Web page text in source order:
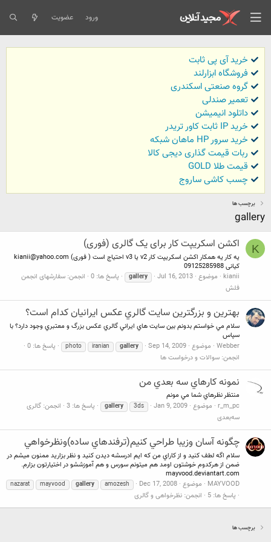
ورود عضویت
خرید آی پی ثابت
فروشگاه ابزارلند
گروه صنعتی اسکندری
تعمیر صندلی
داتلود انیمیشن
خرید IP ثابت کاور تریدر
خرید سرور HP ماهان شبکه
ربات قیمت گذاری دیجی کالا
قیمت طلا GOLD
چسب کاشی ساروج
برچسب ها
gallery
K اکشن اسکریپت کار برای یک گالری (فوری)
یه کار یه همکار اکشن اسکریپت کار v2 یا v3 احتیاج است ( فوری)
kianii@yahoo.com
کیانی 09125285988
kianii موضوع Jul 16, 2013
gallery پاسخ ها: 0 انجمن: سفارشهای انجمن
فلش
بهترين و بزرگترين سايت گالري عكس ايرانيان كدام است؟
سلام مي خواستم بدونم بين سايت هاي ايراني گالري عكس بزرگ و معتبري وجود دارد؟ با
سپاس
Webber موضوع Sep 14, 2009
gallery
iranian
photo
پاسخ ها: 0
انجمن: سوالات و درخواست ها
نمونه كارهاي سه بعدي من
منتظر نظرهاي شما مي مونم
r_m_pc موضوع Jan 9, 2009
3ds
gallery پاسخ ها: 3 انجمن: گالری
سه‌بعدی
چگونه آسان وزيبا طراحي كنيم(ترفندهاي ساده)ونظرخواهي
سلام اگه لطف كنيد و از كاراي من كه ايم ادرسشه ديدن كنيد و نظر بزاريد ممنون ميشم در
ضمن از هركدوم خوشتون اومد هم ميتونم سورس و هم آموزششو در اختيارتون بزارم.
mayvood.deviantart.com
MAYVOOD
موضوع Dec 17, 2008
amozesh
gallery
mayvood
nazarat
پاسخ ها: 5 انجمن: نظرخواهی و گالری
برچسب ها